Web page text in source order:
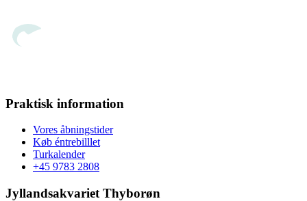
Praktisk information
Vores åbningstider
Køb éntrebilllet
Turkalender
+45 9783 2808
Jyllandsakvariet Thyborøn